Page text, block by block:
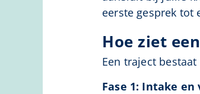
eerste gesprek tot
Hoe ziet
Een traject
Fase 1: Intake